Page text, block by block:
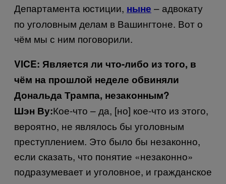
Департамента юстиции, ныне – адвокату
по уголовным делам в Вашингтоне. Вот о
чём мы с ним поговорили.
VICE: Является ли что-либо из того, в
чём на прошлой неделе обвиняли
Дональда Трампа, незаконным?
Шэн Ву:Кое-что – да, [но] кое-что из этого,
вероятно, не являлось бы уголовным
преступлением. Это было бы незаконно,
если сказать, что понятие «незаконно»
подразумевает и уголовное, и гражданское